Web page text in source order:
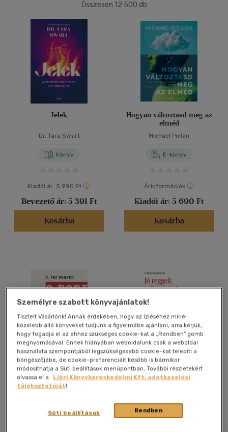
500 Ft alatt
500 Ft - 2500 Ft
2500 Ft - 4500 Ft
4500 Ft felett
Korosztály szerint
Ifjúsági(19)
14 - 18 év(3)
mind(14)
Gyermek és ifjúsági
Felnőtt(3414)
Magyar(3576)
Angol(71)
Francia(1)
Macedon(1)
Német(13)
Portugál(1)
Ukrán(1)
Vélemény szerint
Összesen 12 500 db
Jelek
Dr. Tara Swart
Könyv
Kiadói ár: 5 990 Ft
Bevezető ár: 5 391 Ft
Kosárba
Hogyan változtasd meg az
elméd
Michael Pollan
E-könyv
Árinformációk
Kiadói ár: 5 690 Ft
Kosárba
A pontszám - Hogyan ne
játsszuk tovább valaki
másnak a játékát
C. Thi Nguyen
Jó reggelt, Szörnyeteg!
E-könyv
Személyre szabott könyvajánlatok!
Tisztelt Vásárlónk! Annak érdekében, hogy az ízléséhez minél
közelebb álló könyveket tudjunk a figyelmébe ajánlani, arra kérjük,
hogy fogadja el az ehhez szükséges cookie-kat a „Rendben” gomb
megnyomásával. Ennek hiányában weboldalunk csak a weboldal
használata szempontjából legszükségesebb cookie-kat telepíti a
böngészőjébe, de cookie-preferenciáit később is bármikor
módosíthatja a Süti beállítások menüpontban. További részletekért
olvassa el a
Libri Könyvkereskedelmi Kft. adatkezelési
tájékoztatóját!
Rendben
Süti beállítások